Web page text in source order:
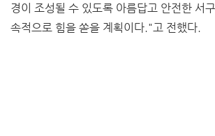
경이 조성될 수 있도록 아름답고 안전한 서
속적으로 힘을 쏟을 계획이다."고 전했다.